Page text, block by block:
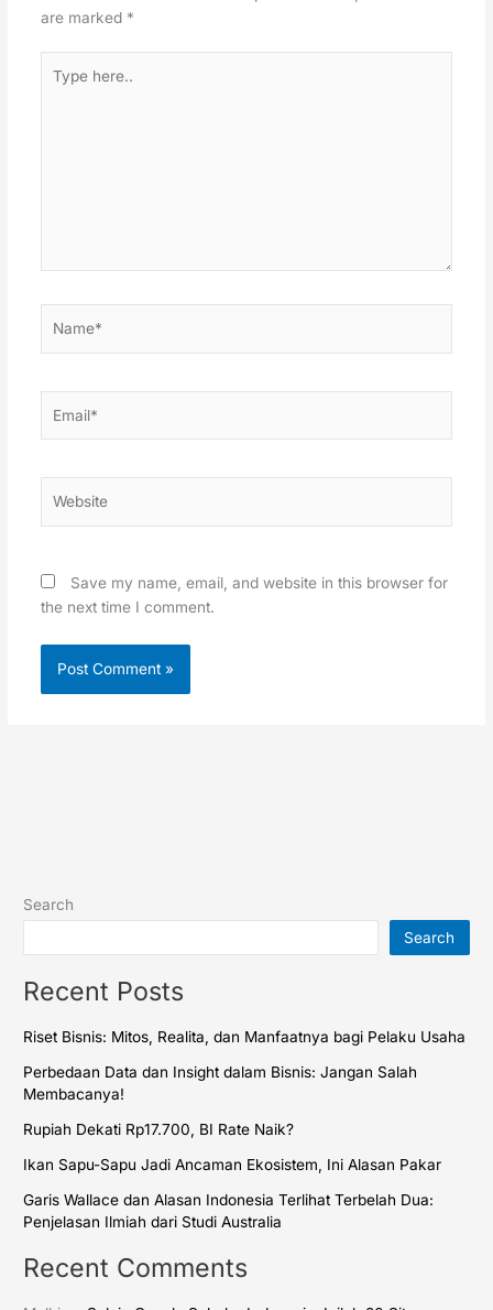
are marked *
here..
Save my name, email, and website in this browser for
the next time I comment.
Search
Search
Recent Posts
Riset Bisnis: Mitos, Realita, dan Manfaatnya bagi Pelaku Usaha
Perbedaan Data dan Insight dalam Bisnis: Jangan Salah
Membacanya!
Rupiah Dekati Rp17.700, BI Rate Naik?
Ikan Sapu-Sapu Jadi Ancaman Ekosistem, Ini Alasan Pakar
Garis Wallace dan Alasan Indonesia Terlihat Terbelah Dua:
Penjelasan Ilmiah dari Studi Australia
Recent Comments